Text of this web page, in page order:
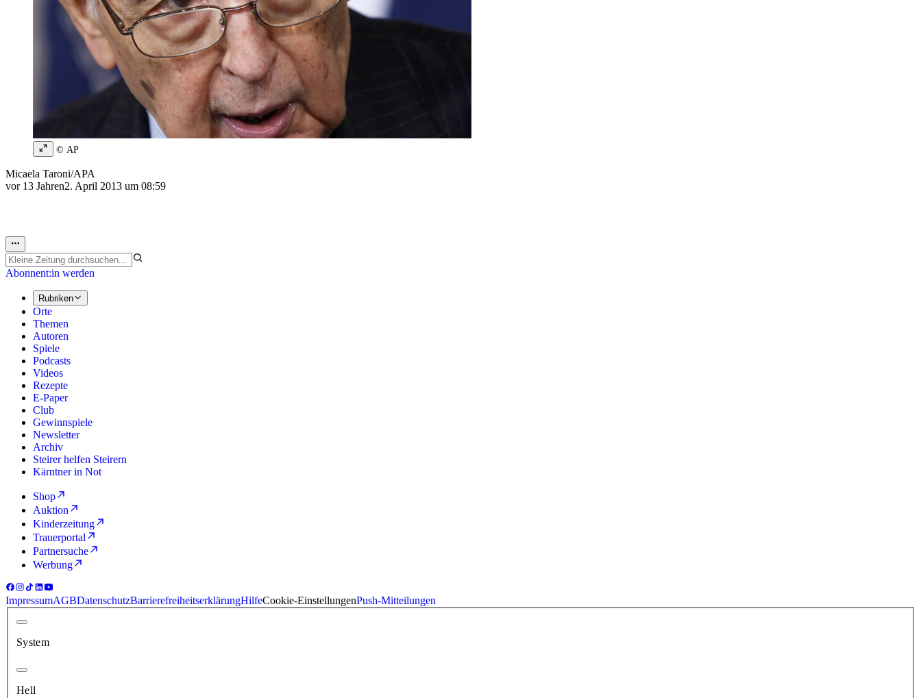
© AP
Micaela Taroni/APA
vor 13 Jahren2. April 2013 um 08:59
Abonnent:in werden
Rubriken
Orte
Themen
Autoren
Spiele
Podcasts
Videos
Rezepte
E-Paper
Club
Gewinnspiele
Newsletter
Archiv
Steirer helfen Steirern
Kärntner in Not
Shop
Auktion
Kinderzeitung
Trauerportal
Partnersuche
Werbung
ImpressumAGBDatenschutzBarrierefreiheitserklärungHilfeCookie-EinstellungenPush-Mitteilungen
System
Hell